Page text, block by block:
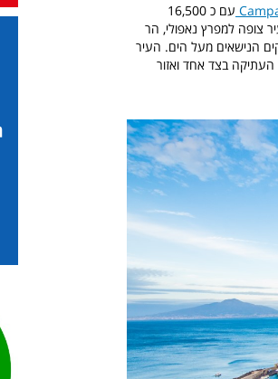
עם כ 16,500
צופה למפרץ נאפולי, הר
הנישאים מעל הים. העיר
העתיקה בצד אחד ואזור